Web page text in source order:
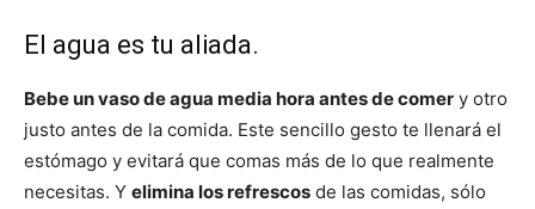
El agua es tu aliada.
Bebe un vaso de agua media hora antes de comer y otro
justo antes de la comida. Este sencillo gesto te llenará el
estómago y evitará que comas más de lo que realmente
necesitas. Y elimina los refrescos de las comidas, sólo